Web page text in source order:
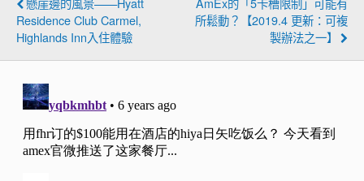
Residence Club Carmel,
Highlands Inn入住體驗
所鬆動？【2019.4 更新：可複
製辦法之一】